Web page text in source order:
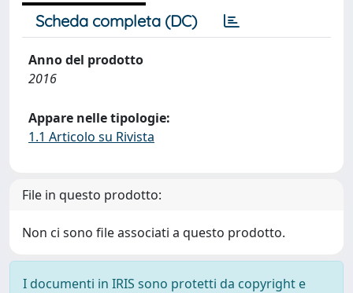
Scheda completa (DC)
Anno del prodotto
2016
Appare nelle tipologie:
1.1 Articolo su Rivista
File in questo prodotto:
Non ci sono file associati a questo prodotto.
I documenti in IRIS sono protetti da copyright e